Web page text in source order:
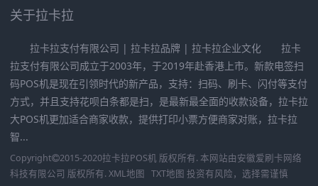
关于拉卡拉
拉卡拉支付有限公司 | 拉卡拉品牌 | 拉卡拉企业文化 拉卡
拉支付有限公司成立于2003年，于2019年赴香港上市。新款电签扫
码POS机是现在引领时代的新产品，支持：扫码、刷卡、闪付等支付
方式，并且支持花呗白条都是扫，是最新最全面的收款设备，拉卡拉
大POS机更加适合商家收款，提供打印小票方便商家对账，拉卡拉
智...
Copyright 2015-2020拉卡拉POS机 版权所有. 本网站由安徽爱刷卡网络
科技有限公司 版权所有. XML地图 TXT地图 投资有风险，选择需谨慎